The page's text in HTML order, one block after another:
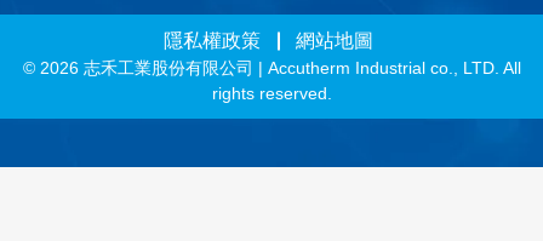
© 2026 志禾工業股份有限公司 | Accutherm Industrial co., LTD. All
rights reserved.
隱私權政策 網站地圖